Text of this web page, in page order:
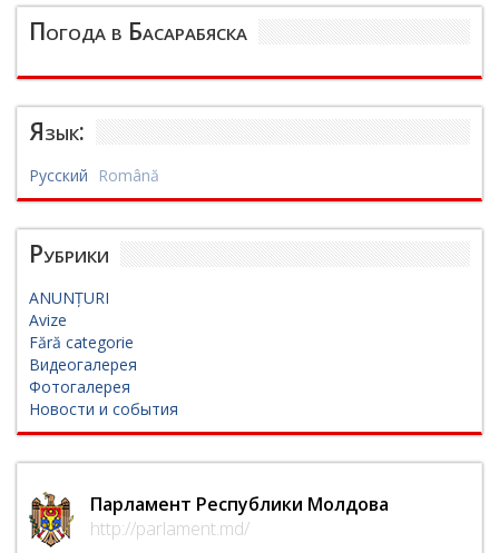
Погода в Басарабяска
Язык:
Русский Română
Рубрики
ANUNȚURI
Avize
Fără categorie
Видеогалерея
Фотогалерея
Новости и события
Парламент Республики Молдова
http://parlament.md/